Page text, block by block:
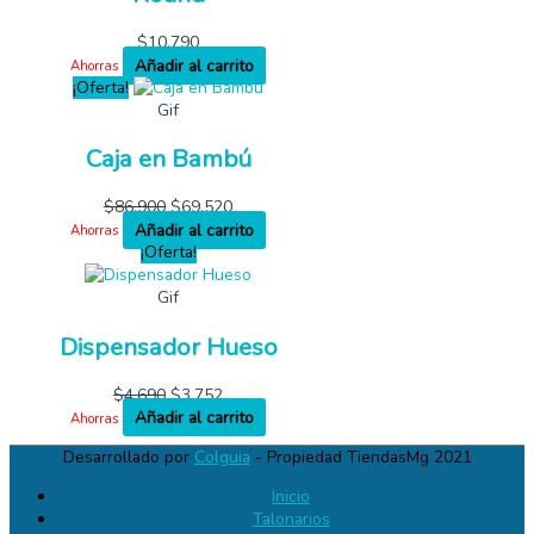
$10,790
Ahorras
Añadir al carrito
¡Oferta!
Gif
Caja en Bambú
$86,900 $69,520
Ahorras
Añadir al carrito
¡Oferta!
Gif
Dispensador Hueso
$4,690 $3,752
Ahorras
Añadir al carrito
Desarrollado por Colguia - Propiedad TiendasMg 2021
Inicio
Talonarios